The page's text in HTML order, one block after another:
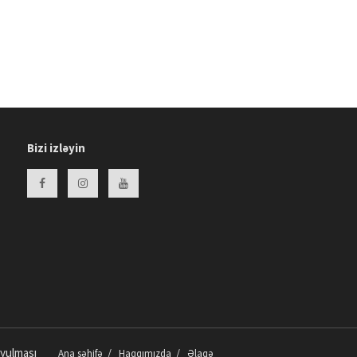
Keçirilib -FOTOLAR
Təmsilçimiz 28 min iştirakçı
arasında 56-cı olub: "Dubay
Marafonu" -
FOTO
12:24 12.02.2026
bilər!video/
Bizi izləyin
Ana səhifə Haqqımızda Əlaqə